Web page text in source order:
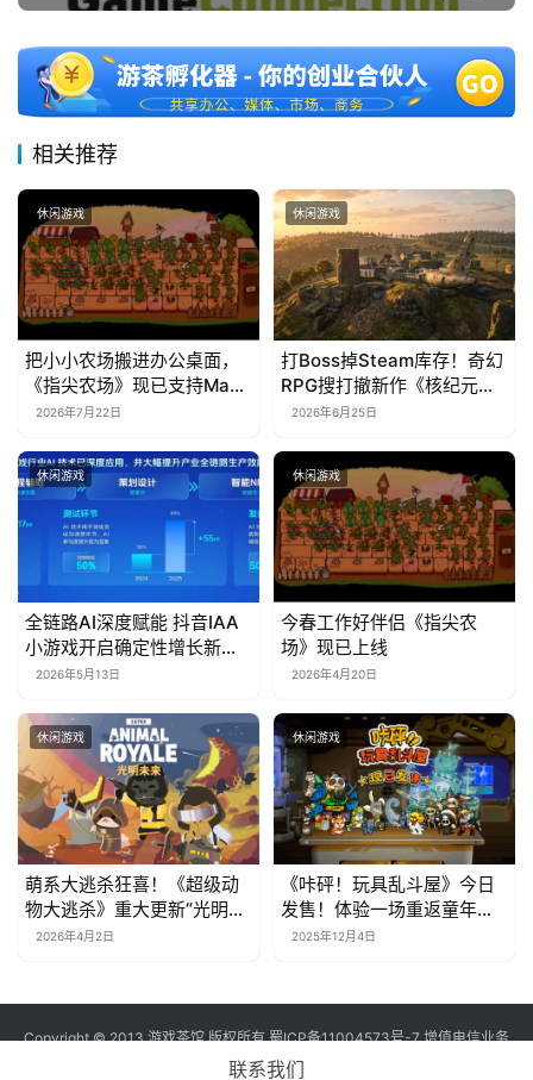
相关推荐
休闲游戏
把小小农场搬进办公桌面，
《指尖农场》现已支持Mac
系统！
2026年7月22日
休闲游戏
打Boss掉Steam库存！奇幻
RPG搜打撤新作《核纪元》
正式上线Steam：武器属性
2026年6月25日
休闲游戏
全链路AI深度赋能 抖音IAA
小游戏开启确定性增长新周
期2026年5月13日
休闲游戏
今春工作好伴侣《指尖农
场》现已上线
2026年4月20日
休闲游戏
萌系大逃杀狂喜！《超级动
物大逃杀》重大更新“光明未
来”上线，隔墙杀神器来袭
2026年4月2日
休闲游戏
《咔砰！玩具乱斗屋》今日
发售！体验一场重返童年的
魔法！
2025年12月4日
Copyright © 2013 游戏茶馆 版权所有蜀ICP备11004573号-7增值电信业务
经营许可证 川B2-20170060号
联系我们